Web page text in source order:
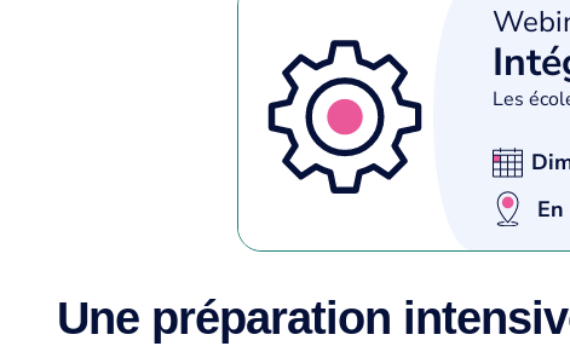
Les
Une préparation